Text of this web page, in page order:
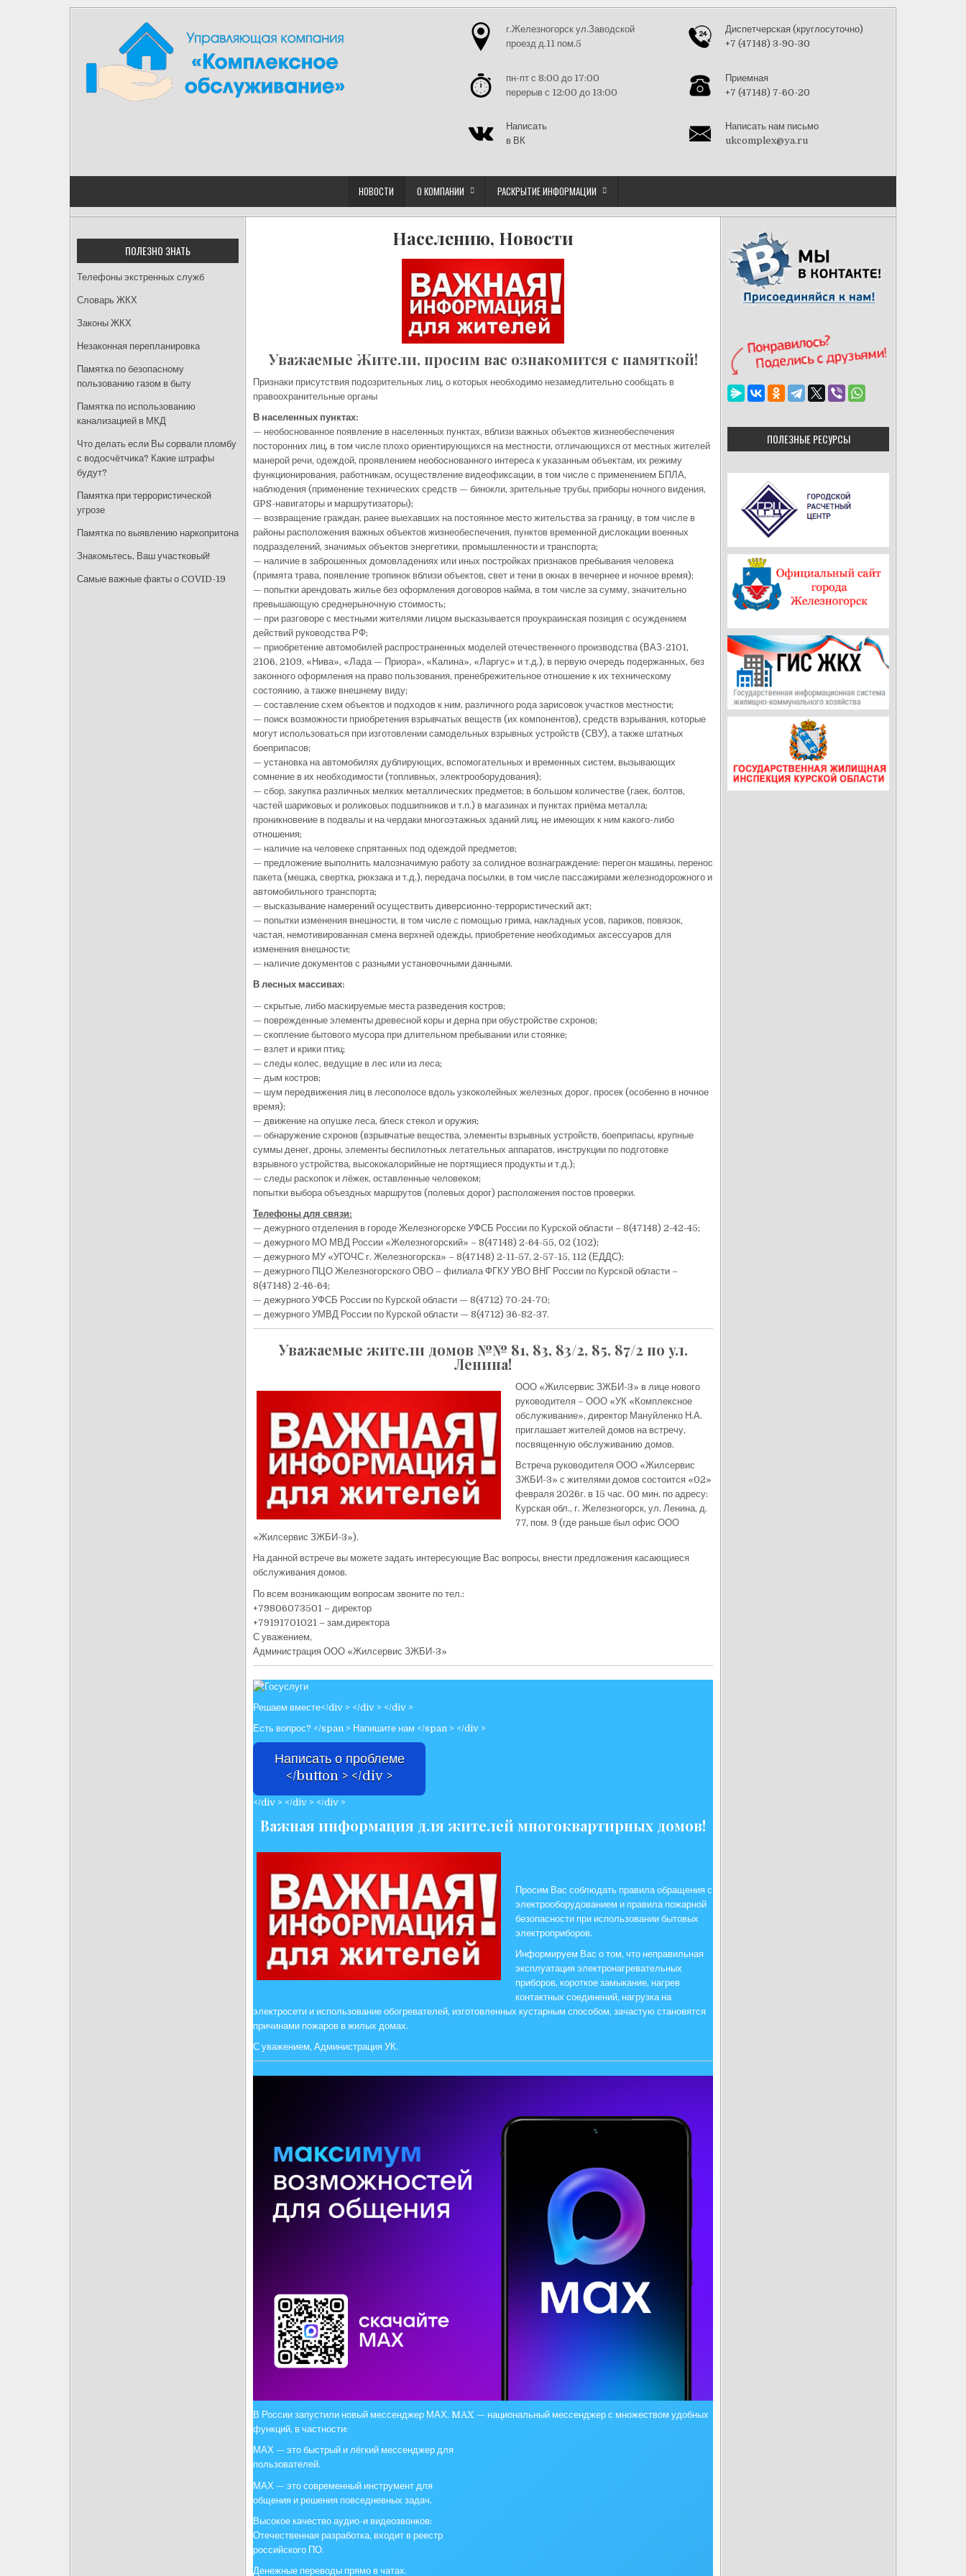
Диспетчерская (круглосуточно)
+7 (47148) 3-90-30
г.Железногорск ул.Заводской
проезд д.11 пом.5
Приемная
+7 (47148) 7-60-20
пн-пт с 8:00 до 17:00
перерыв с 12:00 до 13:00
Написать нам письмо
ukcomplex@ya.ru
Написать
в ВК
НОВОСТИ О КОМПАНИИ РАСКРЫТИЕ ИНФОРМАЦИИ
Населению, Новости
Уважаемые Жители, просим вас ознакомится с памяткой!
Признаки присутствия подозрительных лиц, о которых необходимо незамедлительно сообщать в
правоохранительные органы
В населенных пунктах:
— необоснованное появление в населенных пунктах, вблизи важных объектов жизнеобеспечения
посторонних лиц, в том числе плохо ориентирующихся на местности, отличающихся от местных жителей
манерой речи, одеждой, проявлением необоснованного интереса к указанным объектам, их режиму
функционирования, работникам, осуществление видеофиксации, в том числе с применением БПЛА,
наблюдения (применение технических средств — бинокли, зрительные трубы, приборы ночного видения,
GPS-навигаторы и маршрутизаторы);
— возвращение граждан, ранее выехавших на постоянное место жительства за границу, в том числе в
районы расположения важных объектов жизнеобеспечения, пунктов временной дислокации военных
подразделений, значимых объектов энергетики, промышленности и транспорта;
— наличие в заброшенных домовладениях или иных постройках признаков пребывания человека
(примята трава, появление тропинок вблизи объектов, свет и тени в окнах в вечернее и ночное время);
— попытки арендовать жилье без оформления договоров найма, в том числе за сумму, значительно
превышающую среднерыночную стоимость;
— при разговоре с местными жителями лицом высказывается проукраинская позиция с осуждением
действий руководства РФ;
— приобретение автомобилей распространенных моделей отечественного производства (ВАЗ-2101,
2106, 2109, «Нива», «Лада — Приора», «Калина», «Ларгус» и т.д.), в первую очередь подержанных, без
законного оформления на право пользования, пренебрежительное отношение к их техническому
состоянию, а также внешнему виду;
— составление схем объектов и подходов к ним, различного рода зарисовок участков местности;
— поиск возможности приобретения взрывчатых веществ (их компонентов), средств взрывания, которые
могут использоваться при изготовлении самодельных взрывных устройств (СВУ), а также штатных
боеприпасов;
— установка на автомобилях дублирующих, вспомогательных и временных систем, вызывающих
сомнение в их необходимости (топливных, электрооборудования);
— сбор, закупка различных мелких металлических предметов; в большом количестве (гаек, болтов,
частей шариковых и роликовых подшипников и т.п.) в магазинах и пунктах приёма металла;
проникновение в подвалы и на чердаки многоэтажных зданий лиц, не имеющих к ним какого-либо
отношения;
— наличие на человеке спрятанных под одеждой предметов;
— предложение выполнить малозначимую работу за солидное вознаграждение: перегон машины, перенос
пакета (мешка, свертка, рюкзака и т.д.), передача посылки, в том числе пассажирами железнодорожного и
автомобильного транспорта;
— высказывание намерений осуществить диверсионно-террористический акт;
— попытки изменения внешности, в том числе с помощью грима, накладных усов, париков, повязок,
частая, немотивированная смена верхней одежды, приобретение необходимых аксессуаров для
изменения внешности;
— наличие документов с разными установочными данными.
В лесных массивах:
— скрытые, либо маскируемые места разведения костров;
— поврежденные элементы древесной коры и дерна при обустройстве схронов;
— скопление бытового мусора при длительном пребывании или стоянке;
— взлет и крики птиц;
— следы колес, ведущие в лес или из леса;
— дым костров;
— шум передвижения лиц в лесополосе вдоль узкоколейных железных дорог, просек (особенно в ночное
время);
— движение на опушке леса, блеск стекол и оружия;
— обнаружение схронов (взрывчатые вещества, элементы взрывных устройств, боеприпасы, крупные
суммы денег, дроны, элементы беспилотных летательных аппаратов, инструкции по подготовке
взрывного устройства, высококалорийные не портящиеся продукты и т.д.);
— следы раскопок и лёжек, оставленные человеком;
попытки выбора объездных маршрутов (полевых дорог) расположения постов проверки.
Телефоны для связи:
— дежурного отделения в городе Железногорске УФСБ России по Курской области – 8(47148) 2-42-45;
— дежурного МО МВД России «Железногорский» – 8(47148) 2-64-55, 02 (102);
— дежурного МУ «УГОЧС г. Железногорска» – 8(47148) 2-11-57, 2-57-15, 112 (ЕДДС);
— дежурного ПЦО Железногорского ОВО – филиала ФГКУ УВО ВНГ России по Курской области –
8(47148) 2-46-64;
— дежурного УФСБ России по Курской области — 8(4712) 70-24-70;
— дежурного УМВД России по Курской области — 8(4712) 36-82-37.
Уважаемые жители домов №№ 81, 83, 83/2, 85, 87/2 по ул.
Ленина!
ООО «Жилсервис ЗЖБИ-3» в лице нового
руководителя – ООО «УК «Комплексное
обслуживание», директор Мануйленко Н.А.
приглашает жителей домов на встречу,
посвященную обслуживанию домов.
Встреча руководителя ООО «Жилсервис
ЗЖБИ-3» с жителями домов состоится «02»
февраля 2026г. в 15 час. 00 мин. по адресу:
Курская обл., г. Железногорск, ул. Ленина, д.
77, пом. 9 (где раньше был офис ООО
«Жилсервис ЗЖБИ-3»).
На данной встрече вы можете задать интересующие Вас вопросы, внести предложения касающиеся
обслуживания домов.
По всем возникающим вопросам звоните по тел.:
+79806073501 – директор
+79191701021 – зам.директора
С уважением,
Администрация ООО «Жилсервис ЗЖБИ-3»
Решаем вместе</div > </div > </div >
Есть вопрос? </span > Напишите нам </span > </div >
Написать о проблеме
</button > </div >
</div > </div > </div >
Важная информация для жителей многоквартирных домов!
Просим Вас соблюдать правила обращения с
электрооборудованием и правила пожарной
безопасности при использовании бытовых
электроприборов.
Информируем Вас о том, что неправильная
эксплуатация электронагревательных
приборов, короткое замыкание, нагрев
контактных соединений, нагрузка на
электросети и использование обогревателей, изготовленных кустарным способом, зачастую становятся
причинами пожаров в жилых домах.
С уважением, Администрация УК.
В России запустили новый мессенджер МАХ. MAX — национальный мессенджер с множеством удобных
функций, в частности:
МАХ — это быстрый и лёгкий мессенджер для
пользователей.
МАХ — это современный инструмент для
общения и решения повседневных задач.
Высокое качество аудио-и видеозвонков:
Отечественная разработка, входит в реестр
российского ПО.
Денежные переводы прямо в чатах.
ПОЛЕЗНО ЗНАТЬ
Телефоны экстренных служб
Словарь ЖКХ
Законы ЖКХ
Незаконная перепланировка
Памятка по безопасному
пользованию газом в быту
Памятка по использованию
канализацией в МКД
Что делать если Вы сорвали пломбу
с водосчётчика? Какие штрафы
будут?
Памятка при террористической
угрозе
Памятка по выявлению наркопритона
Знакомьтесь, Ваш участковый!
Самые важные факты о COVID-19
ПОЛЕЗНЫЕ РЕСУРСЫ